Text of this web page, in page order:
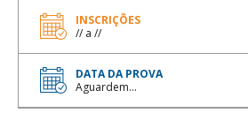
INSCRIÇÕES
// a //
DATA DA PROVA
Aguardem...